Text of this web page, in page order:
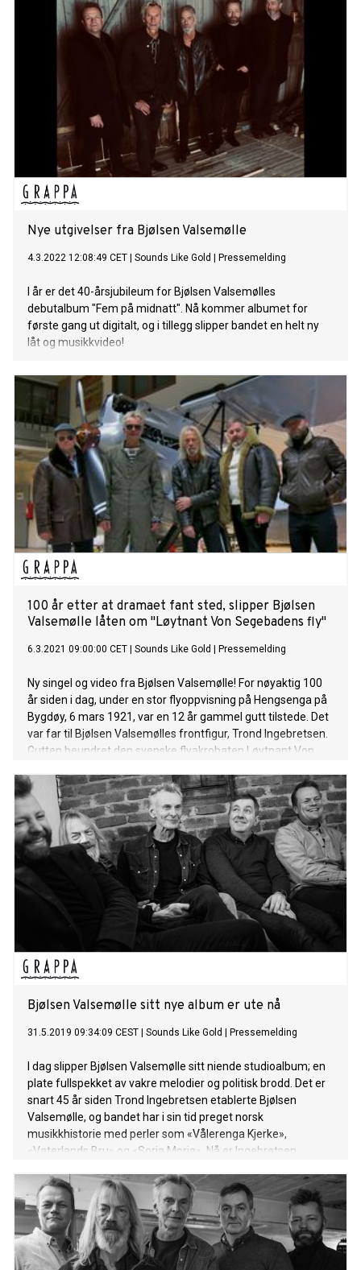
Meshuggah som store inspirasjonskilder. Børmark har vært
en sentral skikkelse i norsk musikkliv i rundt regnet 20 år
allerede. Du kjenner ham som den utagerende, Spellemann-
prisvinnende, svært visuelle gitaristen i folkrockbandet Gåte.
For få kjenner ham også som kraftsentrumet i bandet 22, et
bejublet alternativt prog-popband som ga alle som så dem
hakeslepp, men som muligens var litt forut for sin tid (mer
om det under). Mange kjenner ham, selv om de kanskje ikke
er klar over det, som teatermusikk-komponist og
lyddesigner for oppsettinger ved Trøndelag Teater,
Haugesund Teater, Det norske Teatret og Black Box.
Nye utgivelser fra Bjølsen Valsemølle
4.3.2022 12:08:49 CET Sounds Like Gold Pressemelding
I år er det 40-årsjubileum for Bjølsen Valsemølles
debutalbum "Fem på midnatt". Nå kommer albumet for
første gang ut digitalt, og i tillegg slipper bandet en helt ny
låt og musikkvideo!
100 år etter at dramaet fant sted, slipper Bjølsen
Valsemølle låten om "Løytnant Von Segebadens fly"
6.3.2021 09:00:00 CET Sounds Like Gold Pressemelding
Ny singel og video fra Bjølsen Valsemølle! For nøyaktig 100
år siden i dag, under en stor flyoppvisning på Hengsenga på
Bygdøy, 6 mars 1921, var en 12 år gammel gutt tilstede. Det
var far til Bjølsen Valsemølles frontfigur, Trond Ingebretsen.
Gutten beundret den svenske flyakrobaten Løytnant Von
tilskuere. Plutselig skjer det noe der oppe; den ene vingen
brekker og den unge Løyntnanten styrter mot bakken og
knuses rett foran de skrekkslagne tilskuerne. Den unge
gutten, Tronds far, står målløs og sjokkert og ser den døde
kroppen blir dradd ut av flyvraket. Opplevelsen skulle prege
ham gjennom livet. Han satte seg aldri i et fly. Lytt til sangen
"Løytnant Von Segebadens fly" her. Historien har også gjort
sterkt inntrykk på Trond, som nå har skrevet en sang om
denne hendelsen. Bjølsen Valsemølle har spilt inn låta i
Snaxville studio med Henrik Maarud som produsent.
Filmregissør Knut W. Jorfald har laget en dynamisk video til
sangen, som
Bjølsen Valsemølle sitt nye album er ute nå
31.5.2019 09:34:09 CEST Sounds Like Gold Pressemelding
I dag slipper Bjølsen Valsemølle sitt niende studioalbum; en
plate fullspekket av vakre melodier og politisk brodd. Det er
snart 45 år siden Trond Ingebretsen etablerte Bjølsen
Valsemølle, og bandet har i sin tid preget norsk
musikkhistorie med perler som «Vålerenga Kjerke»,
«Vaterlands Bru» og «Soria Moria». Nå er Ingebretsen,
Christiansen og Even Finsrud klare med det splitter nye
albumet Sanger om kjærlighet som er ute på Grappa
Musikkforlag i dag. Hør hele albumet her! Bjølsen Valsemølle
er her, som alltid, et band som opererer innenfor den
politiske musikktradisjonen. På «Horseid» synger